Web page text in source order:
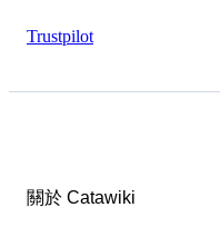
Trustpilot
關於 Catawiki